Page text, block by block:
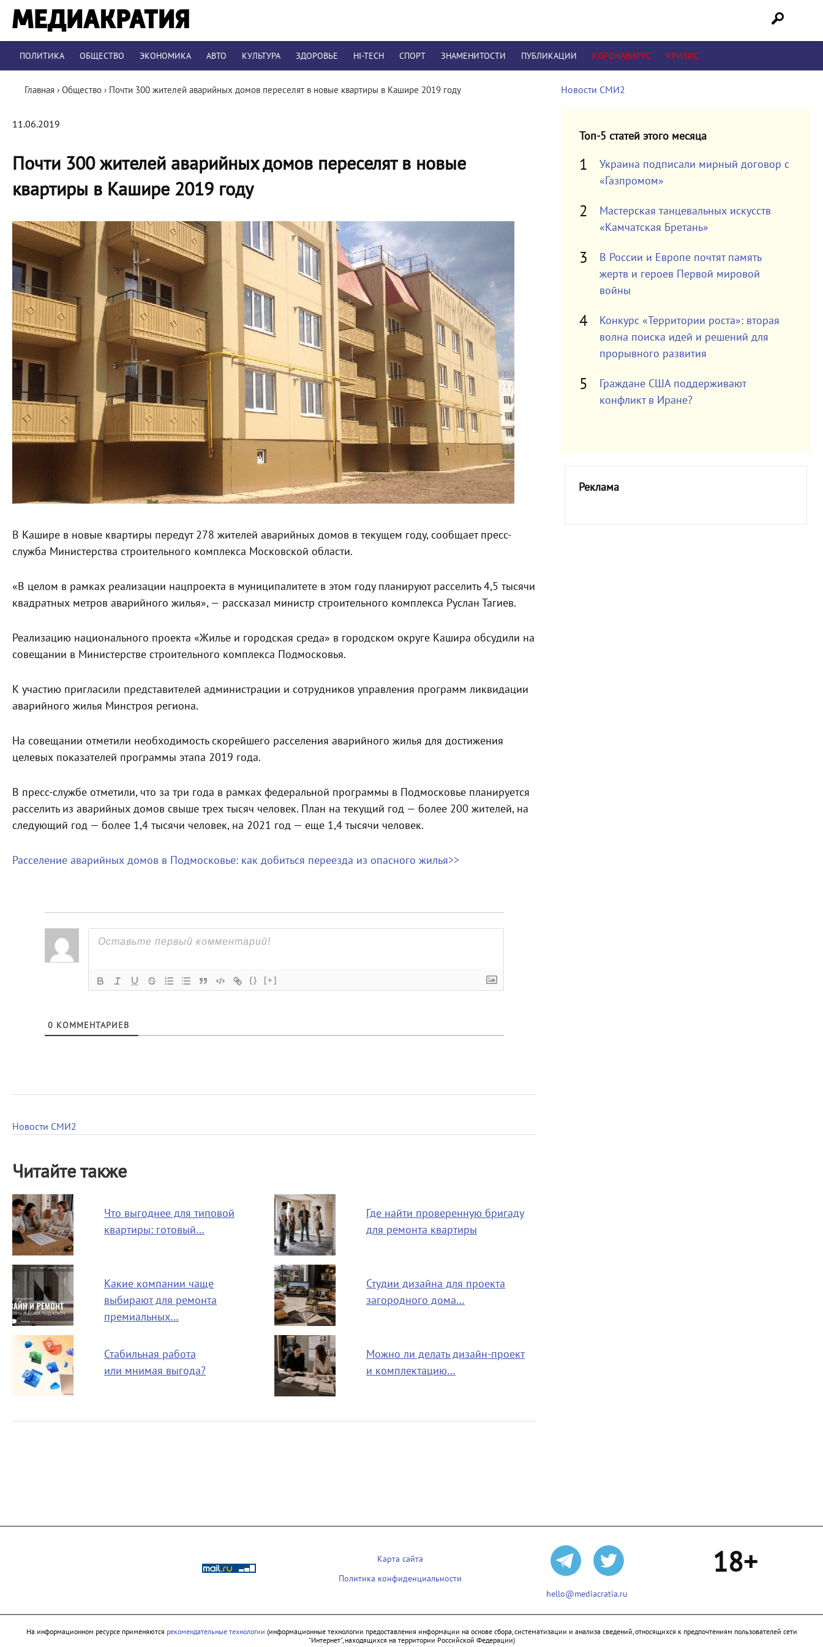
ПОЛИТИКА ОБЩЕСТВО ЭКОНОМИКА АВТО КУЛЬТУРА ЗДОРОВЬЕ HI-TECH СПОРТ ЗНАМЕНИТОСТИ ПУБЛИКАЦИИ КОРОНАВИРУС КРИЗИС
Главная › Общество › Почти 300 жителей аварийных домов переселят в новые квартиры в Кашире 2019 году
11.06.2019
Почти 300 жителей аварийных домов переселят в новые
квартиры в Кашире 2019 году
В Кашире в новые квартиры передут 278 жителей аварийных домов в текущем году, сообщает пресс-
служба Министерства строительного комплекса Московской области.
«В целом в рамках реализации нацпроекта в муниципалитете в этом году планируют расселить 4,5 тысячи
квадратных метров аварийного жилья», — рассказал министр строительного комплекса Руслан Тагиев.
Реализацию национального проекта «Жилье и городская среда» в городском округе Кашира обсудили на
совещании в Министерстве строительного комплекса Подмосковья.
К участию пригласили представителей администрации и сотрудников управления программ ликвидации
аварийного жилья Минстроя региона.
На совещании отметили необходимость скорейшего расселения аварийного жилья для достижения
целевых показателей программы этапа 2019 года.
В пресс-службе отметили, что за три года в рамках федеральной программы в Подмосковье планируется
расселить из аварийных домов свыше трех тысяч человек. План на текущий год — более 200 жителей, на
следующий год — более 1,4 тысячи человек, на 2021 год — еще 1,4 тысячи человек.
Расселение аварийных домов в Подмосковье: как добиться переезда из опасного жилья>>
{} [+]
0 КОММЕНТАРИЕВ
Новости СМИ2
Читайте также
Что выгоднее для типовой
квартиры: готовый…
Где найти проверенную бригаду
для ремонта квартиры
Какие компании чаще
выбирают для ремонта
премиальных…
Студии дизайна для проекта
загородного дома…
Стабильная работа
или мнимая выгода?
Можно ли делать дизайн-проект
и комплектацию…
Новости СМИ2
Топ-5 статей этого месяца
Украина подписали мирный договор с
«Газпромом»
Мастерская танцевальных искусств
«Камчатская Бретань»
В России и Европе почтят память
жертв и героев Первой мировой
войны
Конкурс «Территории роста»: вторая
волна поиска идей и решений для
прорывного развития
Граждане США поддерживают
конфликт в Иране?
Реклама
Карта сайта
Политика конфиденциальности
hello@mediacratia.ru
18+
На информационном ресурсе применяются рекомендательные технологии (информационные технологии предоставления информации на основе сбора, систематизации и анализа сведений, относящихся к предпочтениям пользователей сети
"Интернет", находящихся на территории Российской Федерации)